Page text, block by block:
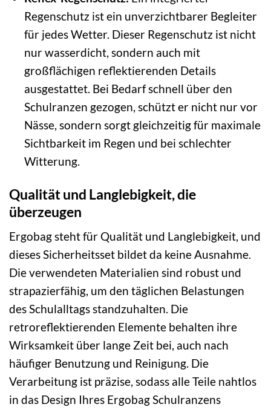
Regenschutz ist ein unverzichtbarer Begleiter
für jedes Wetter. Dieser Regenschutz ist nicht
nur wasserdicht, sondern auch mit
großflächigen reflektierenden Details
ausgestattet. Bei Bedarf schnell über den
Schulranzen gezogen, schützt er nicht nur vor
Nässe, sondern sorgt gleichzeitig für maximale
Sichtbarkeit im Regen und bei schlechter
Witterung.
Qualität und Langlebigkeit, die
überzeugen
Ergobag steht für Qualität und Langlebigkeit, und
dieses Sicherheitsset bildet da keine Ausnahme.
Die verwendeten Materialien sind robust und
strapazierfähig, um den täglichen Belastungen
des Schulalltags standzuhalten. Die
retroreflektierenden Elemente behalten ihre
Wirksamkeit über lange Zeit bei, auch nach
häufiger Benutzung und Reinigung. Die
Verarbeitung ist präzise, sodass alle Teile nahtlos
in das Design Ihres Ergobag Schulranzens